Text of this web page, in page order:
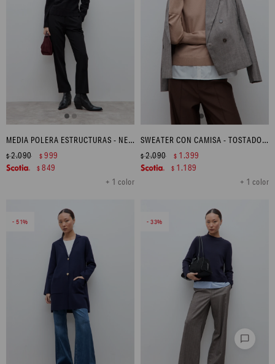
MEDIA POLERA ESTRUCTURAS - NEGRO
+ 1 color
$2.090 $ 999
$ 849
SWEATER CON CAMISA - TOSTADO MELANGE
+ 1 color
$2.090 $ 1.399
$ 1.189
51 33
chat_bubble